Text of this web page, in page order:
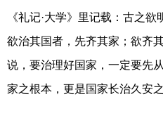
《礼记·大学》里记载：古之
欲治其国者，先齐其家；欲齐
说，要治理好国家，一定要先
家之根本，更是国家长治久安之